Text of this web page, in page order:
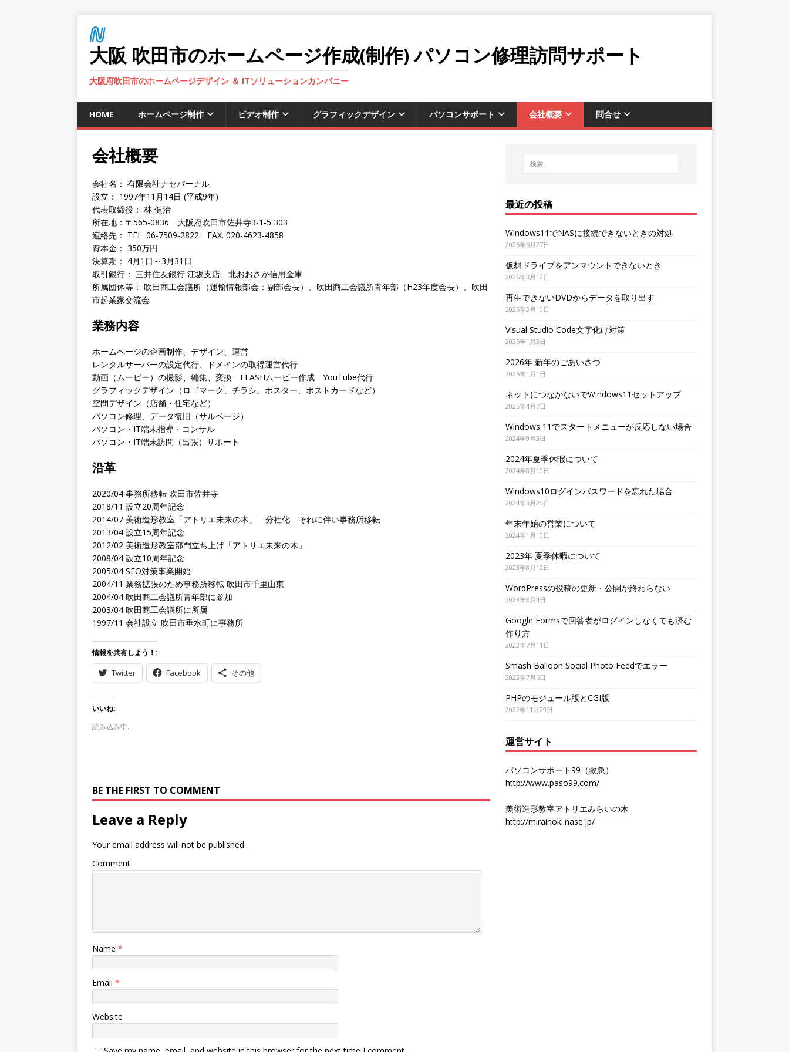
大阪 吹田市のホームページ作成(制作) パソコン修理訪問サポート
大阪府吹田市のホームページデザイン ＆ ITソリューションカンパニー
HOME ホームページ制作 ビデオ制作 グラフィックデザイン パソコンサポート 会社概要 問合せ
会社概要
会社名： 有限会社ナセバーナル
設立： 1997年11月14日 (平成9年)
代表取締役： 林 健治
所在地：〒565-0836 大阪府吹田市佐井寺3-1-5 303
連絡先： TEL. 06-7509-2822 FAX. 020-4623-4858
資本金： 350万円
決算期： 4月1日～3月31日
取引銀行： 三井住友銀行 江坂支店、北おおさか信用金庫
所属団体等： 吹田商工会議所（運輸情報部会：副部会長）、吹田商工会議所青年部（H23年度会長）、吹田
市起業家交流会
業務内容
ホームページの企画制作、デザイン、運営
レンタルサーバーの設定代行、ドメインの取得運営代行
動画（ムービー）の撮影、編集、変換 FLASHムービー作成 YouTube代行
グラフィックデザイン（ロゴマーク、チラシ、ポスター、ポストカードなど）
空間デザイン（店舗・住宅など）
パソコン修理、データ復旧（サルベージ）
パソコン・IT端末指導・コンサル
パソコン・IT端末訪問（出張）サポート
沿革
2020/04 事務所移転 吹田市佐井寺
2018/11 設立20周年記念
2014/07 美術造形教室「アトリエ未来の木」 分社化 それに伴い事務所移転
2013/04 設立15周年記念
2012/02 美術造形教室部門立ち上げ「アトリエ未来の木」
2008/04 設立10周年記念
2005/04 SEO対策事業開始
2004/11 業務拡張のため事務所移転 吹田市千里山東
2004/04 吹田商工会議所青年部に参加
2003/04 吹田商工会議所に所属
1997/11 会社設立 吹田市垂水町に事務所
情報を共有しよう！:
Twitter Facebook その他
いいね:
読み込み中…
BE THE FIRST TO COMMENT
Leave a Reply
Your email address will not be published.
Comment
Name *
Email *
Website
最近の投稿
Windows11でNASに接続できないときの対処
2026年6月27日
仮想ドライブをアンマウントできないとき
2026年3月12日
再生できないDVDからデータを取り出す
2026年3月10日
Visual Studio Code文字化け対策
2026年1月3日
2026年 新年のごあいさつ
2026年1月1日
ネットにつながないでWindows11セットアップ
2025年4月7日
Windows 11でスタートメニューが反応しない場合
2024年9月3日
2024年夏季休暇について
2024年8月10日
Windows10ログインパスワードを忘れた場合
2024年3月25日
年末年始の営業について
2024年1月10日
2023年 夏季休暇について
2023年8月12日
WordPressの投稿の更新・公開が終わらない
2023年8月4日
Google Formsで回答者がログインしなくても済む
作り方
2023年7月11日
Smash Balloon Social Photo Feedでエラー
2023年7月6日
PHPのモジュール版とCGI版
2022年11月29日
運営サイト
パソコンサポート99（救急）
http://www.paso99.com/
美術造形教室アトリエみらいの木
http://mirainoki.nase.jp/